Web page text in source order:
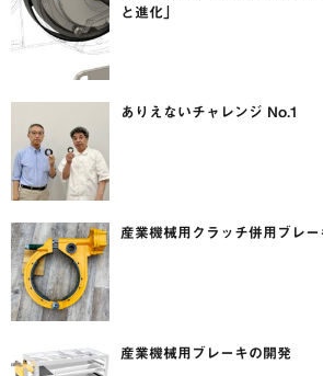
と進化」
ありえないチャレンジ No.1
産業機械用クラッチ併用ブレー
産業機械用ブレーキの開発